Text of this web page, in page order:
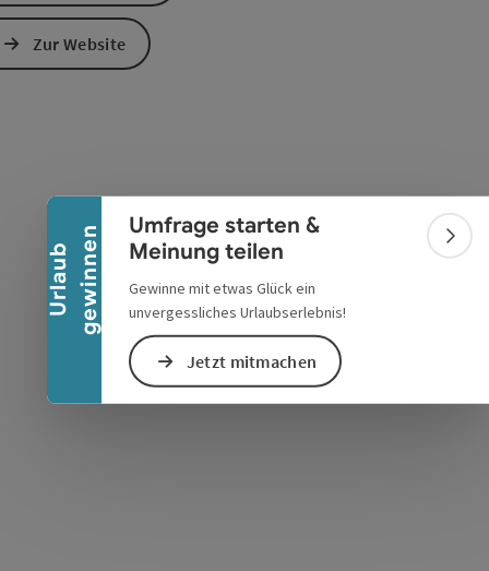
U
r
l
a
u
b
g
e
w
i
n
n
en
Banner einklappen
Umfrage starten &
Meinung teilen
Gewinne mit etwas Glück ein
unvergessliches Urlaubserlebnis!
Jetzt mitmachen
öffnenöffnen
Zur Website